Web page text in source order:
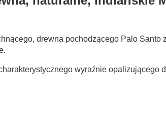
drewna pochodzącego Palo Santo
wyraźnie opalizującego